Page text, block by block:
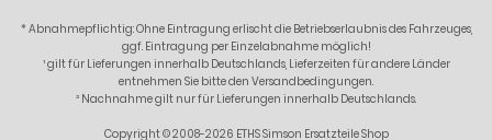
* Abnahmepflichtig: Ohne Eintragung erlischt die Betriebserlaubnis des Fahrzeuges,
ggf. Eintragung per Einzelabnahme möglich!
¹ gilt für Lieferungen innerhalb Deutschlands, Lieferzeiten für andere Länder
entnehmen Sie bitte den Versandbedingungen.
² Nachnahme gilt nur für Lieferungen innerhalb Deutschlands.
Copyright © 2008-2026 ETHS Simson Ersatzteile Shop